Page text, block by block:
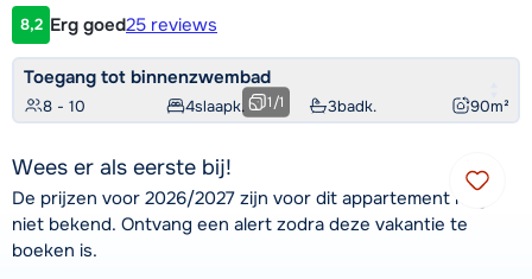
Klantwaardering
8,2 Erg goed25 reviews
Toegang tot binnenzwembad
8 - 10 4slaapk. 3badk. 90m²
1/1
Wees er als eerste bij!
De prijzen voor 2026/2027 zijn voor dit appartement nog
niet bekend. Ontvang een alert zodra deze vakantie te
boeken is.